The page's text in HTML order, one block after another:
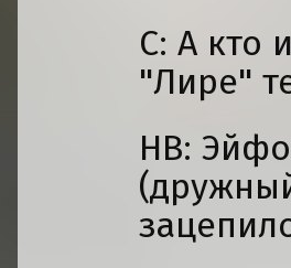
С: А кто
"Лире"
НВ: